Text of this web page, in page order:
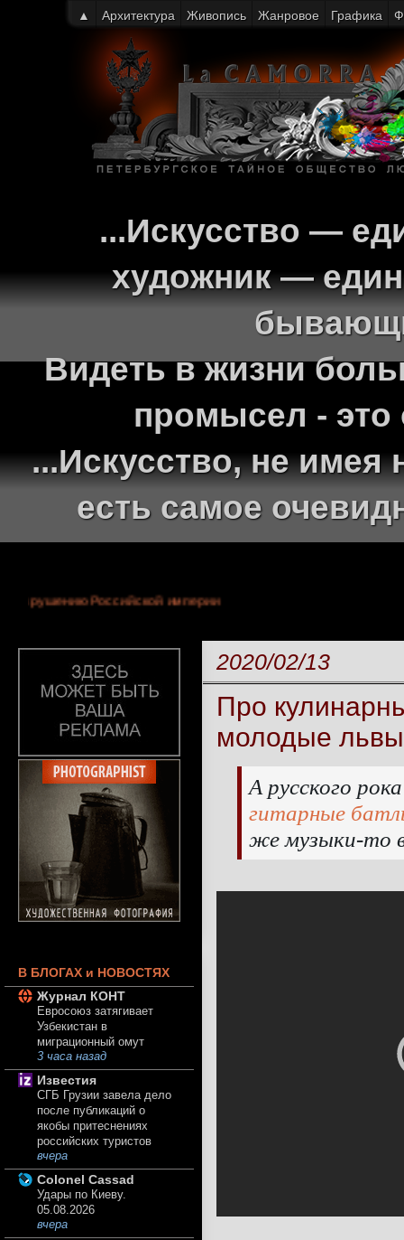
...Искусство —
художник —
Видеть в жизни
промысел - это
...Искусство, не
есть самое
и крушению Российской империи
2020/02/13
Про
молодые львы
А русского
гитарные
же музыки-то
В БЛОГАХ и НОВОСТЯХ
Журнал КОНТ
Евросоюз затягивает
Узбекистан в
миграционный омут
3 часа назад
Известия
СГБ Грузии завела дело
после публикаций о
якобы притеснениях
российских туристов
вчера
Colonel Cassad
Удары по Киеву.
05.08.2026
вчера
▲ Архитектура Живопись Жанровое Графика